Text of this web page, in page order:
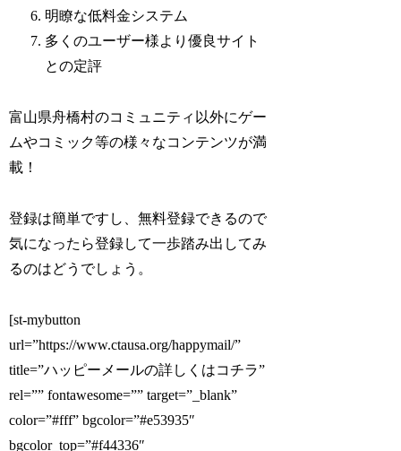
明瞭な低料金システム
多くのユーザー様より優良サイト
との定評
富山県舟橋村のコミュニティ以外にゲー
ムやコミック等の様々なコンテンツが満
載！
登録は簡単ですし、無料登録できるので
気になったら登録して一歩踏み出してみ
るのはどうでしょう。
[st-mybutton
url=”https://www.ctausa.org/happymail/”
title=”ハッピーメールの詳しくはコチラ”
rel=”” fontawesome=”” target=”_blank”
color=”#fff” bgcolor=”#e53935″
bgcolor_top=”#f44336″